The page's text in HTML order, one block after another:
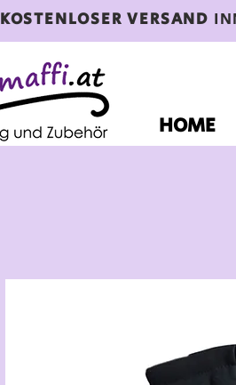
KOSTENLOSER VERSAND
HOME